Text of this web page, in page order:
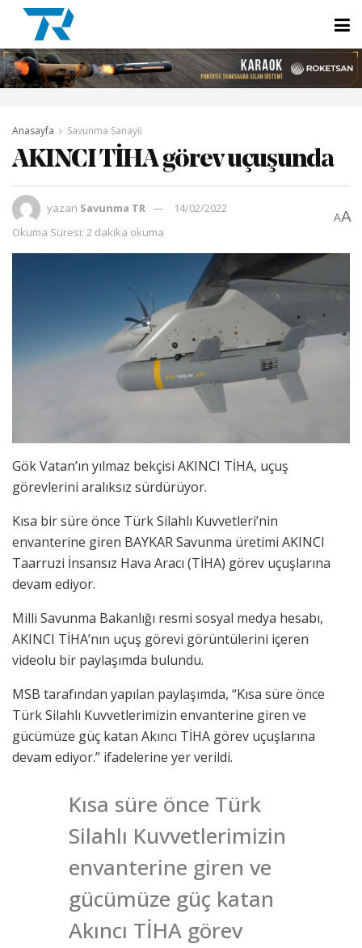
Anasayfa Savunma Sanayii
AKINCI TİHA görev uçuşunda
yazan Savunma TR
14/02/2022
Okuma Süresi: 2 dakika okuma
AA
Gök Vatan’ın yılmaz bekçisi AKINCI TİHA, uçuş
görevlerini aralıksız sürdürüyor.
Kısa bir süre önce Türk Silahlı Kuvvetleri’nin
envanterine giren BAYKAR Savunma üretimi AKINCI
Taarruzi İnsansız Hava Aracı (TİHA) görev uçuşlarına
devam ediyor.
Milli Savunma Bakanlığı resmi sosyal medya hesabı,
AKINCI TİHA’nın uçuş görevi görüntülerini içeren
videolu bir paylaşımda bulundu.
MSB tarafından yapılan paylaşımda, “Kısa süre önce
Türk Silahlı Kuvvetlerimizin envanterine giren ve
gücümüze güç katan Akıncı TİHA görev uçuşlarına
devam ediyor.” ifadelerine yer verildi.
Kısa süre önce Türk
Silahlı Kuvvetlerimizin
envanterine giren ve
gücümüze güç katan
Akıncı TİHA görev